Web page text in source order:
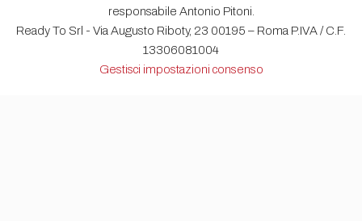
responsabile Antonio Pitoni.
Ready To Srl - Via Augusto Riboty, 23 00195 – Roma P.IVA / C.F.
13306081004
Gestisci impostazioni consenso